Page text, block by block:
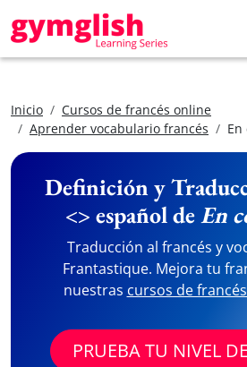
Inicio
Cursos de francés online
Aprender vocabulario francés
Definición y
<> español deEn
Traducción al francés y
Frantastique. Mejora tu
nuestras cursos de
PRUEBA TU NIVEL